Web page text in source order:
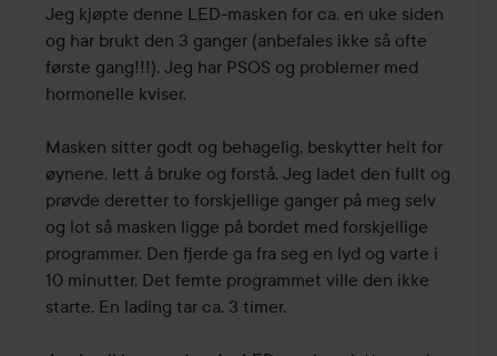
5
Jeg kjøpte denne LED-masken for ca. en uke siden
og har brukt den 3 ganger (anbefales ikke så ofte
første gang!!!). Jeg har PSOS og problemer med
hormonelle kviser.
Masken sitter godt og behagelig, beskytter helt for
øynene, lett å bruke og forstå. Jeg ladet den fullt og
prøvde deretter to forskjellige ganger på meg selv
og lot så masken ligge på bordet med forskjellige
programmer. Den fjerde ga fra seg en lyd og varte i
10 minutter. Det femte programmet ville den ikke
starte. En lading tar ca. 3 timer.